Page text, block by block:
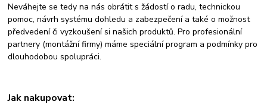
Neváhejte se tedy na nás obrátit s žádostí o radu, technickou
pomoc, návrh systému dohledu a zabezpečení a také o možnost
předvedení či vyzkoušení si našich produktů. Pro profesionální
partnery (montážní firmy) máme speciální program a podmínky pro
dlouhodobou spolupráci.
Jak nakupovat: